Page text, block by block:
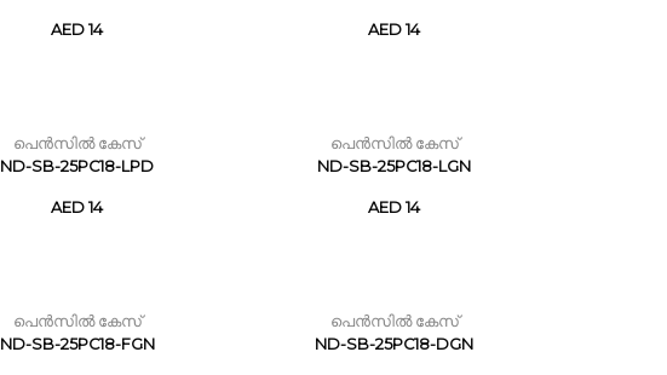
AED 14 AED 14
പെൻസിൽ കേസ്
ND-SB-25PC18-LPD
AED 14
പെൻസിൽ കേസ്
ND-SB-25PC18-LGN
AED 14
പെൻസിൽ കേസ്
ND-SB-25PC18-FGN
പെൻസിൽ കേസ്
ND-SB-25PC18-DGN